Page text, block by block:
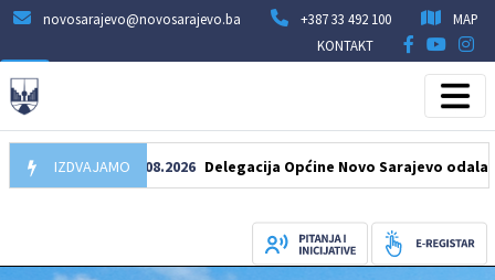
novosarajevo@novosarajevo.ba +387 33 492 100
MAP
KONTAKT
IZDVAJAMO
07.08.2026 Delegacija Općine Novo Sarajevo odala